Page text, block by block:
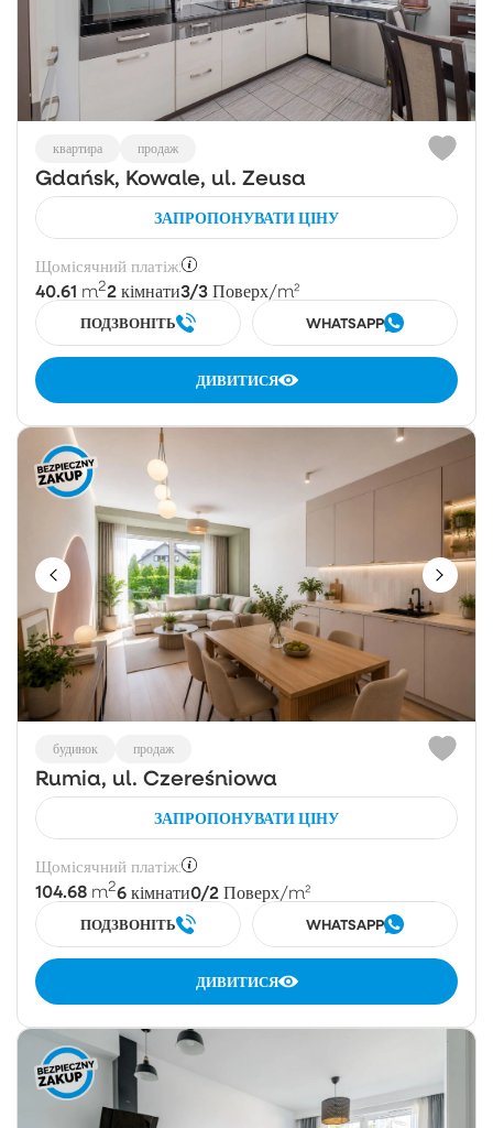
квартира продаж
Gdańsk, Kowale, ul. Zeusa
ЗАПРОПОНУВАТИ ЦІНУ
Щомісячний платіж:
40.61 m22 кімнати3/3 Поверх/m²
ПОДЗВОНІТЬ WHATSAPP
ДИВИТИСЯ
будинок продаж
Rumia, ul. Czereśniowa
ЗАПРОПОНУВАТИ ЦІНУ
Щомісячний платіж:
104.68 m26 кімнати0/2 Поверх/m²
ПОДЗВОНІТЬ WHATSAPP
ДИВИТИСЯ